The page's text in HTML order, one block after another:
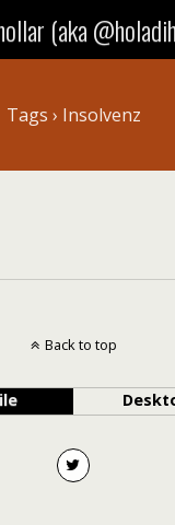
(aka
Tags › Insolvenz
Back to top